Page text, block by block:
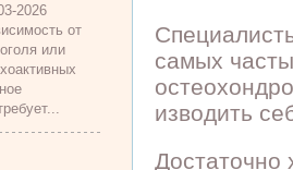
2026
от
или
самых
изводить
Достаточно